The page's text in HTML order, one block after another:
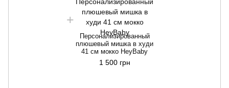
Персонализированный
плюшевый мишка в худи
41 см мокко HeyBaby
1 500 грн